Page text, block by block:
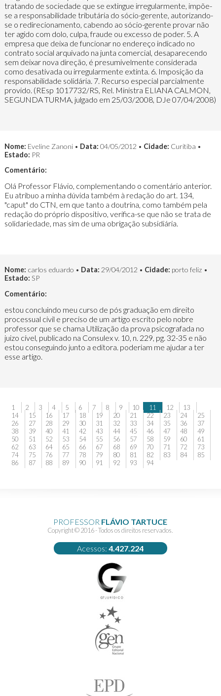
tratando de sociedade que se extingue irregularmente, impõe-
se a responsabilidade tributária do sócio-gerente, autorizando-
se o redirecionamento, cabendo ao sócio-gerente provar não
ter agido com dolo, culpa, fraude ou excesso de poder. 5. A
empresa que deixa de funcionar no endereço indicado no
contrato social arquivado na junta comercial, desaparecendo
sem deixar nova direção, é presumivelmente considerada
como desativada ou irregularmente extinta. 6. Imposição da
responsabilidade solidária. 7. Recurso especial parcialmente
provido. (REsp 1017732/RS, Rel. Ministra ELIANA CALMON,
SEGUNDA TURMA, julgado em 25/03/2008, DJe 07/04/2008)
Nome: Eveline Zanoni • Data: 04/05/2012 • Cidade: Curitiba •
Estado: PR
Comentário:
Olá Professor Flávio, complementando o comentário anterior.
Eu atribuo a minha dúvida também à redação do art. 134,
"caput" do CTN, em que tanto a doutrina, como também pela
redação do próprio dispositivo, verifica-se que não se trata de
solidariedade, mas sim de uma obrigação subsidiária.
Nome: carlos eduardo • Data: 29/04/2012 • Cidade: porto feliz •
Estado: SP
Comentário:
estou concluindo meu curso de pós graduação em direito
processual civil e preciso de um artigo escrito pelo nobre
professor que se chama Utilização da prova psicografada no
juizo cível, publicado na Consulex v. 10, n. 229, pg. 32-35 e não
estou conseguindo junto a editora. poderiam me ajudar a ter
esse artigo.
1 2 3 4 5 6 7 8 9 10 11 12
13
14
15 16 17 18 19 20 21 22 23 24
25
26
27 28 29 30 31 32 33 34 35 36
37
38
39 40 41 42 43 44 45 46 47 48
49
50
51 52 53 54 55 56 57 58 59 60
61
62
63 64 65 66 67 68 69 70 71 72
73
74
75 76 77 78 79 80 81 82 83 84
85
86
87 88 89 90 91 92 93 94
PROFESSOR FLÁVIO TARTUCE
Copyright © 2016 - Todos os direitos reservados.
Acessos:4.427.224